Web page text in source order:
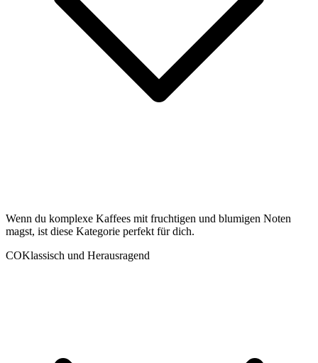
Wenn du komplexe Kaffees mit fruchtigen und blumigen Noten
magst, ist diese Kategorie perfekt für dich.
COKlassisch und Herausragend